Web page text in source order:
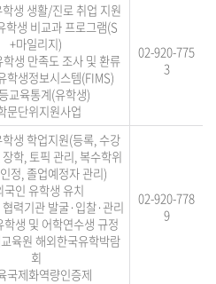
생 생활/진로 취업 지원
학생 비교과 프로그램(S
+마일리지)
생 만족도 조사 및 환류
학생정보시스템(FIMS)
교육통계(유학생)
문단위지원사업
02-920-775
3
생 학업지원(등록, 수강
학, 토픽 관리, 복수학위
정, 졸업예정자관리)
국인 유학생 유치
력기관 발굴·입찰·관리
학생 및 어학연수생 규정
육원 해외한국유학박람
회
국제화역량인증제
02-920-778
9